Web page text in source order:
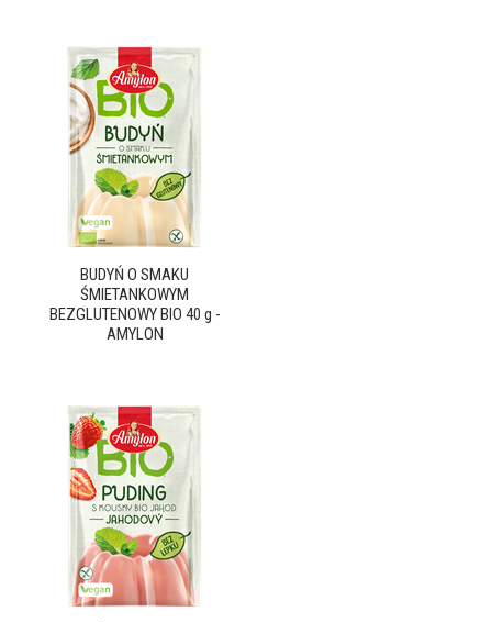
BUDYŃ O SMAKU
ŚMIETANKOWYM
BEZGLUTENOWY BIO 40 g -
AMYLON